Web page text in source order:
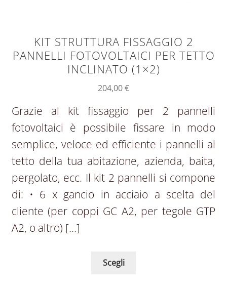
KIT STRUTTURA FISSAGGIO 2
PANNELLI FOTOVOLTAICI PER TETTO
INCLINATO (1×2)
204,00€
Grazie al kit fissaggio per 2 pannelli
fotovoltaici è possibile fissare in modo
semplice, veloce ed efficiente i pannelli al
tetto della tua abitazione, azienda, baita,
pergolato, ecc. Il kit 2 pannelli si compone
di: • 6 x gancio in acciaio a scelta del
cliente (per coppi GC A2, per tegole GTP
A2, o altro) […]
Scegli